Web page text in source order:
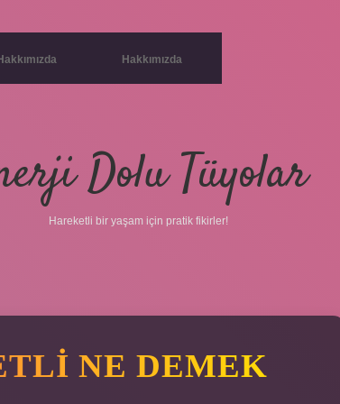
Hakkımızda
Dolu Tüyolar
Hareketli bir yaşam için pratik fikirler!
NE DEMEK